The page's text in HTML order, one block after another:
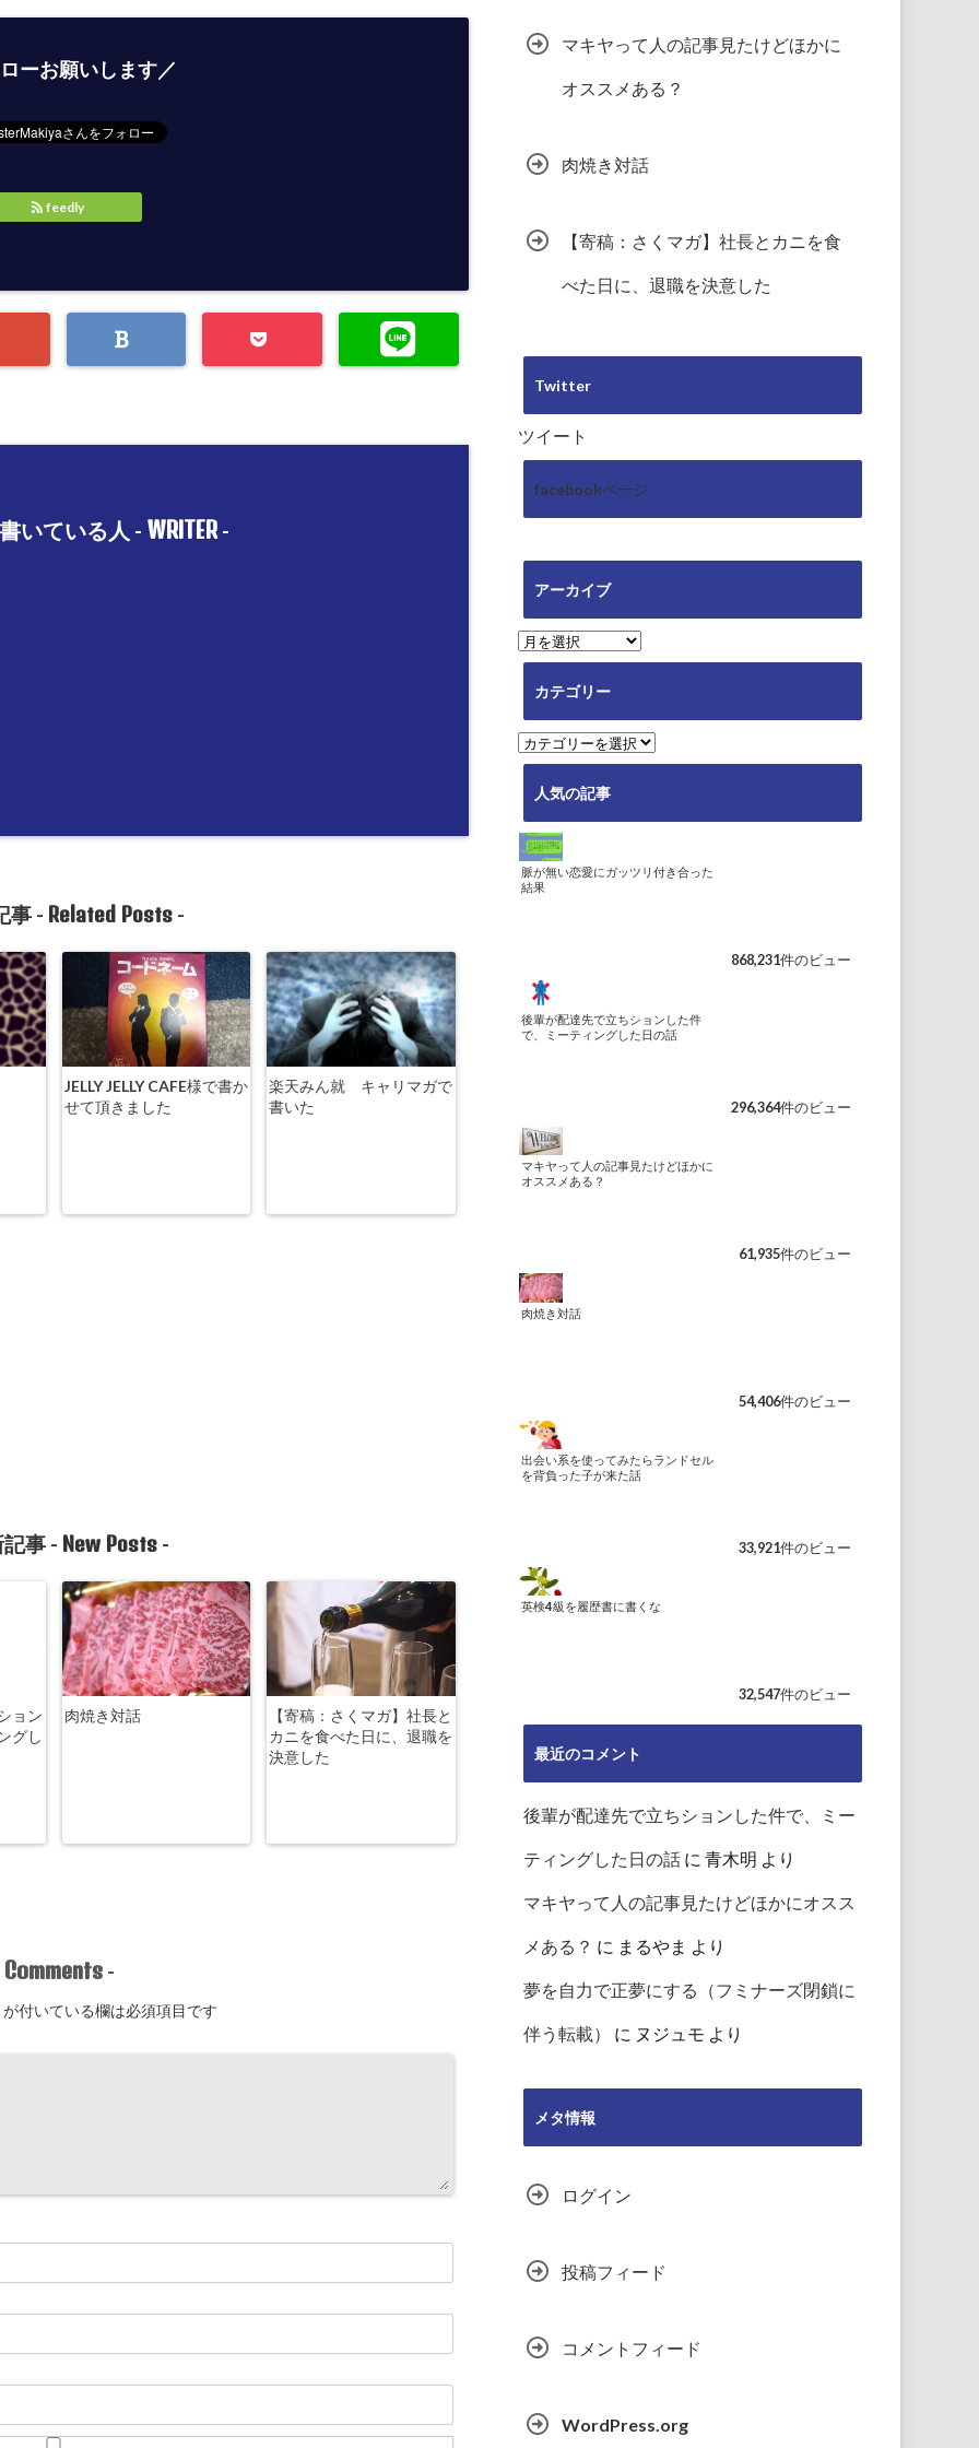
ーお願いします／
feedly
いている人 - WRITER-
事 - Related Posts-
JELLY JELLY CAFE様で書か
せて頂きました
楽天みん就 キャリマガで
書いた
事 - New Posts -
ョン
グし
肉焼き対話
【寄稿：さくマガ】社長と
カニを食べた日に、退職を
決意した
Comments -
が付いている欄は必須項目です
マキヤって人の記事見たけどほかに
オススメある？
肉焼き対話
【寄稿：さくマガ】社長とカニを食
べた日に、退職を決意した
Twitter
ツイート
facebookページ
アーカイブ
ア
ー
ブ
カテゴリー
カ
テ
ー
人気の記事
脈が無い恋愛にガッツリ付き合った
結果
868,231件のビュー
後輩が配達先で立ちションした件
で、ミーティングした日の話
296,364件のビュー
マキヤって人の記事見たけどほかに
オススメある？
61,935件のビュー
肉焼き対話
54,406件のビュー
出会い系を使ってみたらランドセル
を背負った子が来た話
33,921件のビュー
英検4級を履歴書に書くな
32,547件のビュー
最近のコメント
後輩が配達先で立ちションした件で、ミー
ティングした日の話 に 青木明 より
マキヤって人の記事見たけどほかにオスス
メある？ に まるやま より
夢を自力で正夢にする（フミナーズ閉鎖に
伴う転載） に ヌジュモ より
メタ情報
ログイン
投稿フィード
コメントフィード
WordPress.org